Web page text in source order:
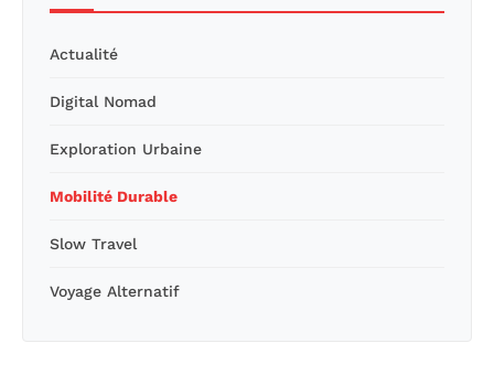
Actualité
Digital Nomad
Exploration Urbaine
Mobilité Durable
Slow Travel
Voyage Alternatif